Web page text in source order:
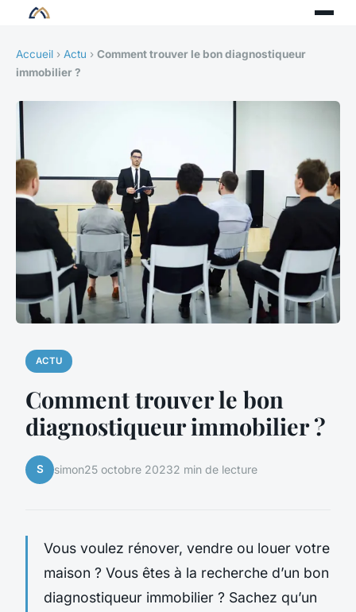
Accueil › Actu › Comment trouver le bon diagnostiqueur
immobilier ?
ACTU
Comment trouver le bon
diagnostiqueur immobilier ?
S simon25 octobre 20232 min de lecture
Vous voulez rénover, vendre ou louer votre
maison ? Vous êtes à la recherche d’un bon
diagnostiqueur immobilier ? Sachez qu’un